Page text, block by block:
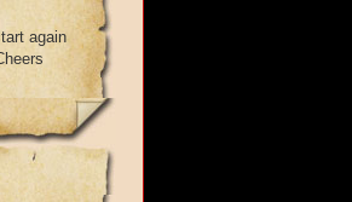
again